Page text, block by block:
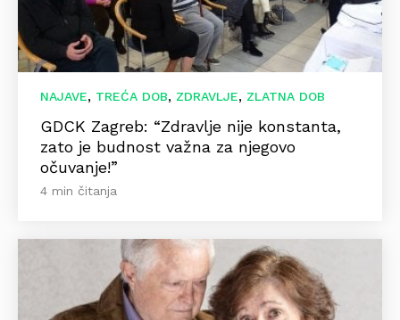
NAJAVE, TREĆA DOB, ZDRAVLJE, ZLATNA DOB
GDCK Zagreb: “Zdravlje nije konstanta,
zato je budnost važna za njegovo
očuvanje!”
4 min čitanja